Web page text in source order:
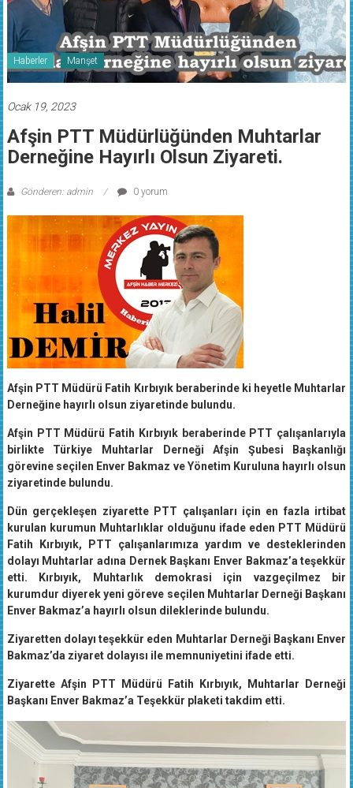
Haberler Manşet
Ocak 19, 2023
Afşin PTT Müdürlüğünden Muhtarlar
Derneğine Hayırlı Olsun Ziyareti.
Gönderen: admin 0 yorum
Afşin PTT Müdürü Fatih Kırbıyık beraberinde ki heyetle Muhtarlar
Derneğine hayırlı olsun ziyaretinde bulundu.
Afşin PTT Müdürü Fatih Kırbıyık beraberinde PTT çalışanlarıyla
birlikte Türkiye Muhtarlar Derneği Afşin Şubesi Başkanlığı
görevine seçilen Enver Bakmaz ve Yönetim Kuruluna hayırlı olsun
ziyaretinde bulundu.
Dün gerçekleşen ziyarette PTT çalışanları için en fazla irtibat
kurulan kurumun Muhtarlıklar olduğunu ifade eden PTT Müdürü
Fatih Kırbıyık, PTT çalışanlarımıza yardım ve desteklerinden
dolayı Muhtarlar adına Dernek Başkanı Enver Bakmaz’a teşekkür
etti. Kırbıyık, Muhtarlık demokrasi için vazgeçilmez bir
kurumdur diyerek yeni göreve seçilen Muhtarlar Derneği Başkanı
Enver Bakmaz’a hayırlı olsun dileklerinde bulundu.
Ziyaretten dolayı teşekkür eden Muhtarlar Derneği Başkanı Enver
Bakmaz’da ziyaret dolayısı ile memnuniyetini ifade etti.
Ziyarette Afşin PTT Müdürü Fatih Kırbıyık, Muhtarlar Derneği
Başkanı Enver Bakmaz’a Teşekkür plaketi takdim etti.